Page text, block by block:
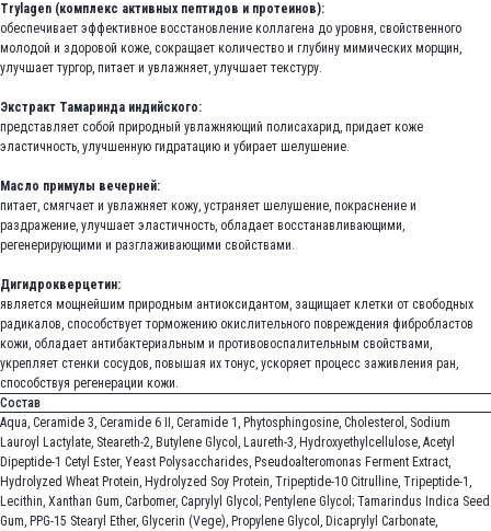
Trylagen (комплекс активных пептидов и протеинов):
обеспечивает эффективное восстановление коллагена до уровня, свойственного
молодой и здоровой коже, сокращает количество и глубину мимических морщин,
улучшает тургор, питает и увлажняет, улучшает текстуру.
Экстракт Тамаринда индийского:
представляет собой природный увлажняющий полисахарид, придает коже
эластичность, улучшенную гидратацию и убирает шелушение.
Масло примулы вечерней:
питает, смягчает и увлажняет кожу, устраняет шелушение, покраснение и
раздражение, улучшает эластичность, обладает восстанавливающими,
регенерирующими и разглаживающими свойствами.
Дигидрокверцетин:
является мощнейшим природным антиоксидантом, защищает клетки от свободных
радикалов, способствует торможению окислительного повреждения фибробластов
кожи, обладает антибактериальным и противовоспалительным свойствами,
укрепляет стенки сосудов, повышая их тонус, ускоряет процесс заживления ран,
способствуя регенерации кожи.
Состав
Aqua, Ceramide 3, Ceramide 6 II, Ceramide 1, Phytosphingosine, Cholesterol, Sodium
Lauroyl Lactylate, Steareth-2, Butylene Glycol, Laureth-3, Hydroxyethylcellulose, Acetyl
Dipeptide-1 Cetyl Ester, Yeast Polysaccharides, Pseudoalteromonas Ferment Extract,
Hydrolyzed Wheat Protein, Hydrolyzed Soy Protein, Tripeptide-10 Citrulline, Tripeptide-1,
Lecithin, Xanthan Gum, Carbomer, Caprylyl Glycol; Pentylene Glycol; Tamarindus Indica Seed
Gum, PPG-15 Stearyl Ether, Glycerin (Vege), Propylene Glycol, Dicaprylyl Carbonate,